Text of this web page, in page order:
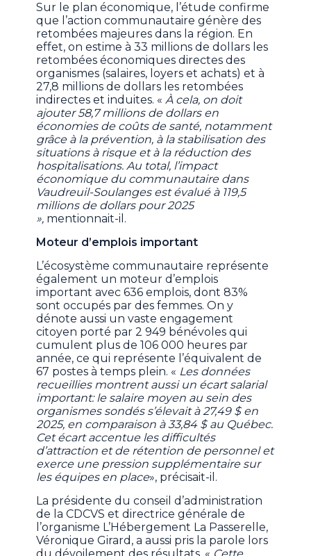
Sur le plan économique, l’étude confirme
que l’action communautaire génère des
retombées majeures dans la région. En
effet, on estime à 33 millions de dollars les
retombées économiques directes des
organismes (salaires, loyers et achats) et à
27,8 millions de dollars les retombées
indirectes et induites. «À cela, on doit
ajouter 58,7 millions de dollars en
économies de coûts de santé, notamment
grâce à la prévention, à la stabilisation des
situations à risque et à la réduction des
hospitalisations. Au total, l’impact
économique du communautaire dans
Vaudreuil-Soulanges est évalué à 119,5
millions de dollars pour 2025
», mentionnait-il.
Moteur d’emplois important
L’écosystème communautaire représente
également un moteur d’emplois
important avec 636 emplois, dont 83%
sont occupés par des femmes. On y
dénote aussi un vaste engagement
citoyen porté par 2 949 bénévoles qui
cumulent plus de 106 000 heures par
année, ce qui représente l’équivalent de
67 postes à temps plein. « Les données
recueillies montrent aussi un écart salarial
important: le salaire moyen au sein des
organismes sondés s’élevait à 27,49 $ en
2025, en comparaison à 33,84 $ au Québec.
Cet écart accentue les difficultés
d’attraction et de rétention de personnel et
exerce une pression supplémentaire sur
les équipes en place», précisait-il.
La présidente du conseil d’administration
de la CDCVS et directrice générale de
l’organisme L’Hébergement La Passerelle,
Véronique Girard, a aussi pris la parole lors